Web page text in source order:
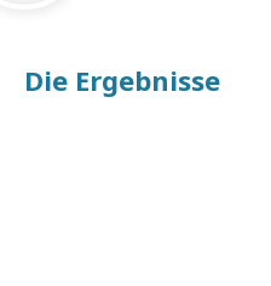
Die Ergebnisse